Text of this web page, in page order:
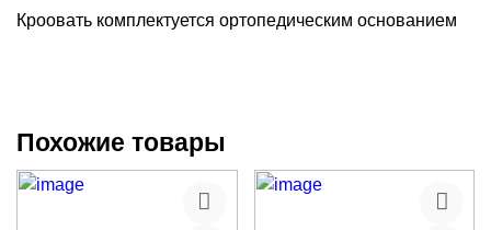
Кроовать комплектуется ортопедическим основанием
Похожие товары